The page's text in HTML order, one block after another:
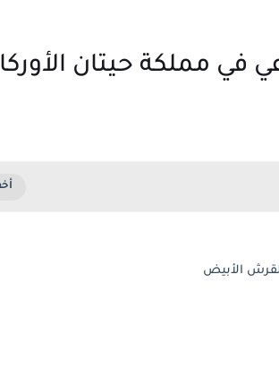
في مملكة حيتان الأوركا
الأبيض